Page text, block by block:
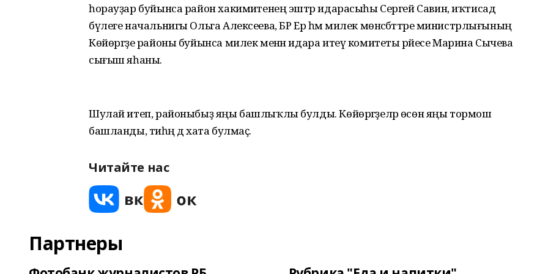
һорауҙар буйынса район хакимиәтенең эштәр идарасыһы Сергей Савин, иҡтисад
бүлеге начальнигы Ольга Алексеева, БР Ер һәм милек мөнәсәбәттәре министрлығының
Көйөргәҙе районы буйынса милек менән идара итеү комитеты рәйесе Марина Сычева
сығыш яһаны.
Шулай итеп, районыбыҙ яңы башлыҡлы булды. Көйөргәҙеләр өсөн яңы тормош
башланды, тиһәң дә хата булмаҫ.
Читайте нас
Партнеры